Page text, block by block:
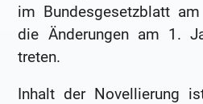
im Bundesgesetzblatt
die Änderungen am 1.
treten.
Inhalt der Novellierung